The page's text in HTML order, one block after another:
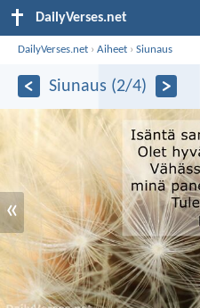
DailyVerses.net
DailyVerses.net ›Aiheet ›Siunaus
Siunaus (2/4)
«